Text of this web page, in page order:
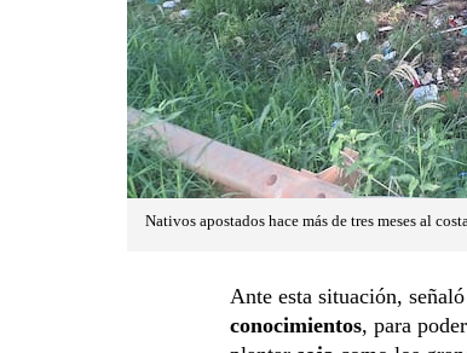
Nativos apostados hace más de tres meses al
Ante esta situación,
conocimientos, para